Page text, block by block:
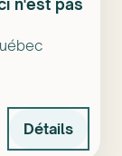
n'est pas
Détails